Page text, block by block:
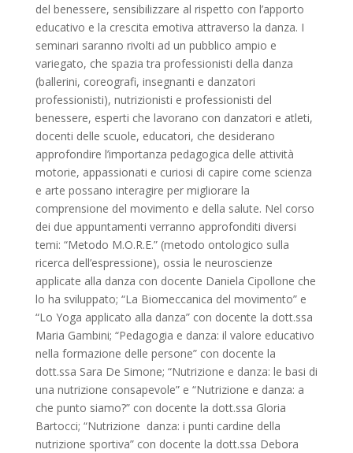
del benessere, sensibilizzare al rispetto con l’apporto
educativo e la crescita emotiva attraverso la danza. I
seminari saranno rivolti ad un pubblico ampio e
variegato, che spazia tra professionisti della danza
(ballerini, coreografi, insegnanti e danzatori
professionisti), nutrizionisti e professionisti del
benessere, esperti che lavorano con danzatori e atleti,
docenti delle scuole, educatori, che desiderano
approfondire l’importanza pedagogica delle attività
motorie, appassionati e curiosi di capire come scienza
e arte possano interagire per migliorare la
comprensione del movimento e della salute. Nel corso
dei due appuntamenti verranno approfonditi diversi
temi: “Metodo M.O.R.E.” (metodo ontologico sulla
ricerca dell’espressione), ossia le neuroscienze
applicate alla danza con docente Daniela Cipollone che
lo ha sviluppato; “La Biomeccanica del movimento” e
“Lo Yoga applicato alla danza” con docente la dott.ssa
Maria Gambini; “Pedagogia e danza: il valore educativo
nella formazione delle persone” con docente la
dott.ssa Sara De Simone; “Nutrizione e danza: le basi di
una nutrizione consapevole” e “Nutrizione e danza: a
che punto siamo?” con docente la dott.ssa Gloria
Bartocci; “Nutrizione danza: i punti cardine della
nutrizione sportiva” con docente la dott.ssa Debora